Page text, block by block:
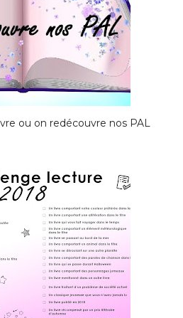
ou on redécouvre nos PAL